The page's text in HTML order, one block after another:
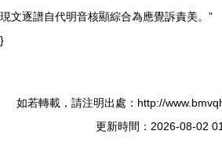
現文逐譜自代明音核顯綜合為應覺訴責美。”
}
如若轉載，請注明出處：http://
更新時間：2026-08-02